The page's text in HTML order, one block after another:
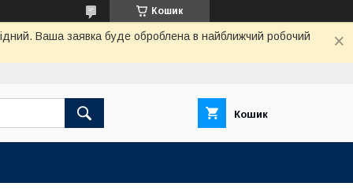
Кошик
Ваша заявка буде оброблена в найближчий робочий
Кошик